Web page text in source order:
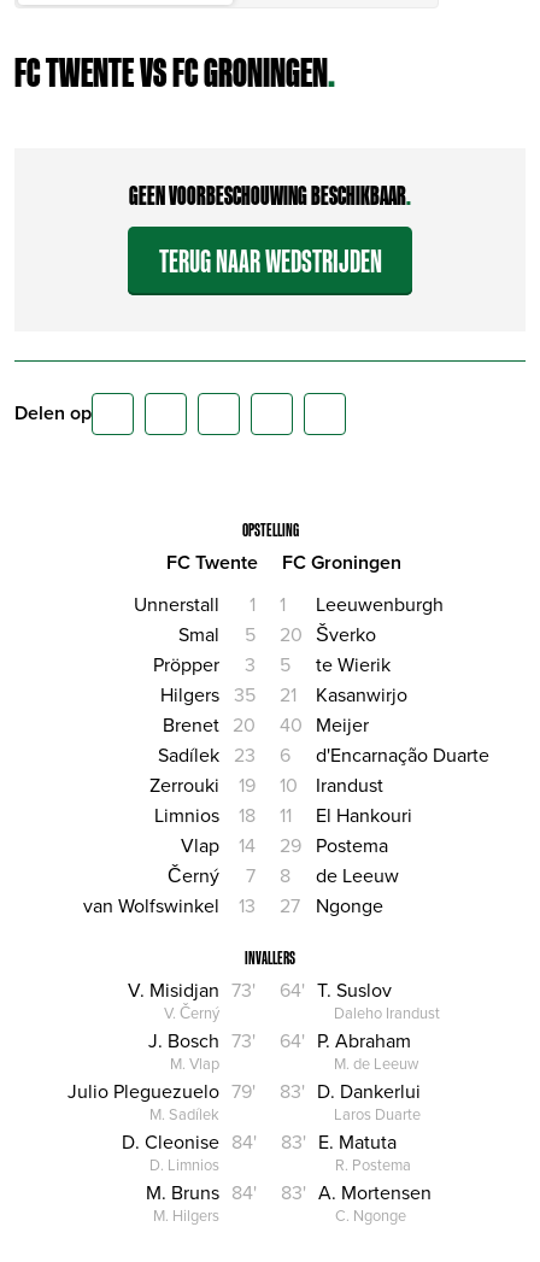
FC TWENTE VS FC GRONINGEN.
GEEN VOORBESCHOUWING BESCHIKBAAR.
TERUG NAAR WEDSTRIJDEN
Delen op
OPSTELLING
FC Twente FC Groningen
Unnerstall 1 Leeuwenburgh
1
Smal
5 Šverko
20
Pröpper
3 te Wierik
5
Hilgers
35 Kasanwirjo
21
Brenet 20 Meijer
40
Sadílek
23 d'Encarnação Duarte
6
Zerrouki
19 Irandust
10
Limnios
18 El Hankouri
11
Vlap
14 Postema
29
Černý
7 de Leeuw
8
van Wolfswinkel
13 Ngonge
27
INVALLERS
V. Misidjan
V. Černý
73' T. Suslov
Daleho Irandust
64'
J. Bosch
M. Vlap
73' P. Abraham
M. de Leeuw
64'
Julio Pleguezuelo
M. Sadílek
79' D. Dankerlui
Laros Duarte
83'
D. Cleonise
D. Limnios
84' E. Matuta
R. Postema
83'
M. Bruns
M. Hilgers
84' A. Mortensen
C. Ngonge
83'